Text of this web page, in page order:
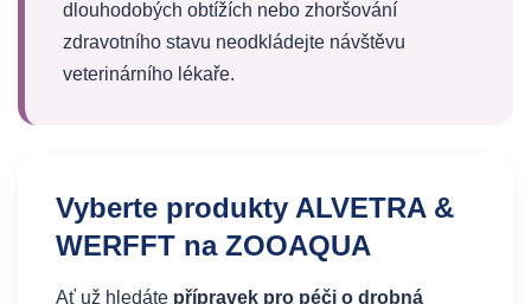
dlouhodobých obtížích nebo zhoršování
zdravotního stavu neodkládejte návštěvu
veterinárního lékaře.
Vyberte produkty ALVETRA &
WERFFT na ZOOAQUA
Ať už hledáte přípravek pro péči o drobná